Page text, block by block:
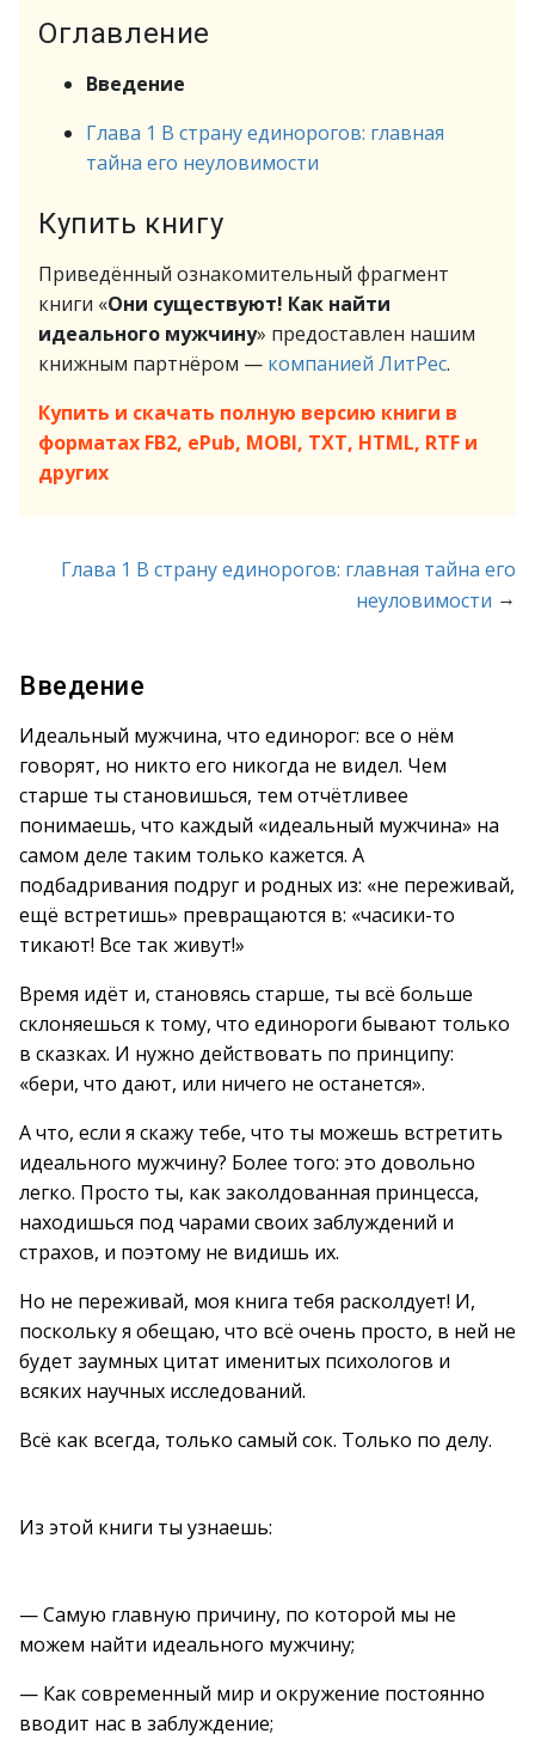
Оглавление
Введение
Глава 1 В страну единорогов: главная
тайна его неуловимости
Купить книгу
Приведённый ознакомительный фрагмент
книги «Они существуют! Как найти
идеального мужчину» предоставлен нашим
книжным партнёром — компанией ЛитРес.
Купить и скачать полную версию книги в
форматах FB2, ePub, MOBI, TXT, HTML, RTF и
других
Глава 1 В страну единорогов: главная тайна его
неуловимости →
Введение
Идеальный мужчина, что единорог: все о нём
говорят, но никто его никогда не видел. Чем
старше ты становишься, тем отчётливее
понимаешь, что каждый «идеальный мужчина» на
самом деле таким только кажется. А
подбадривания подруг и родных из: «не переживай,
ещё встретишь» превращаются в: «часики-то
тикают! Все так живут!»
Время идёт и, становясь старше, ты всё больше
склоняешься к тому, что единороги бывают только
в сказках. И нужно действовать по принципу:
«бери, что дают, или ничего не останется».
А что, если я скажу тебе, что ты можешь встретить
идеального мужчину? Более того: это довольно
легко. Просто ты, как заколдованная принцесса,
находишься под чарами своих заблуждений и
страхов, и поэтому не видишь их.
Но не переживай, моя книга тебя расколдует! И,
поскольку я обещаю, что всё очень просто, в ней не
будет заумных цитат именитых психологов и
всяких научных исследований.
Всё как всегда, только самый сок. Только по делу.
Из этой книги ты узнаешь:
— Самую главную причину, по которой мы не
можем найти идеального мужчину;
— Как современный мир и окружение постоянно
вводит нас в заблуждение;